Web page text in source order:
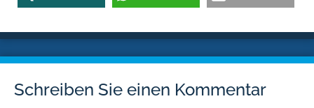
Schreiben Sie einen Kommentar